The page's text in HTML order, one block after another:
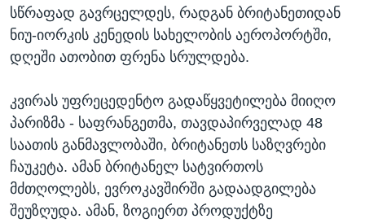
სწრაფად გავრცელდეს, რადგან ბრიტანეთიდან
ნიუ-იორკის კენედის სახელობის აეროპორტში,
დღეში ათობით ფრენა სრულდება.
კვირას უფრეცედენტო გადაწყვეტილება მიიღო
პარიზმა - საფრანგეთმა, თავდაპირველად 48
საათის განმავლობაში, ბრიტანეთს საზღვრები
ჩაუკეტა. ამან ბრიტანელ სატვირთოს
მძთღოლებს, ევროკავშირში გადაადგილება
შეუზღუდა. ამან, ზოგიერთ პროდუქტზე